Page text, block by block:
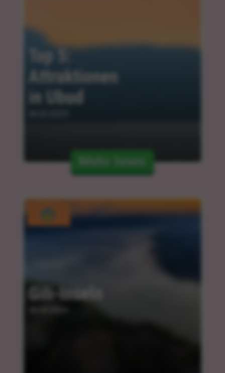
Top 5:
Attraktionen
in Ubud
Mehr lesen
Gili-Inseln